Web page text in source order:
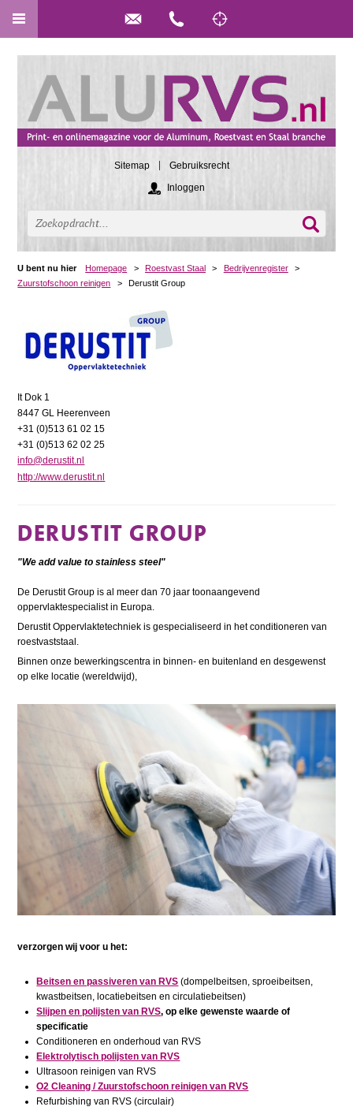
Sitemap
Gebruiksrecht
Inloggen
U bent nu hier Homepage > Roestvast Staal > Bedrijvenregister
>
Zuurstofschoon reinigen
> Derustit Group
It Dok 1
8447 GL Heerenveen
+31 (0)513 61 02 15
+31 (0)513 62 02 25
info@derustit.nl
http://www.derustit.nl
DERUSTIT GROUP
"We add value to stainless steel"
De Derustit Group is al meer dan 70 jaar toonaangevend
oppervlaktespecialist in Europa.
Derustit Oppervlaktetechniek is gespecialiseerd in het conditioneren van
roestvaststaal.
Binnen onze bewerkingscentra in binnen- en buitenland en desgewenst
op elke locatie (wereldwijd),
verzorgen wij voor u het:
Beitsen en passiveren van RVS (dompelbeitsen, sproeibeitsen,
kwastbeitsen, locatiebeitsen en circulatiebeitsen)
Slijpen en polijsten van RVS, op elke gewenste waarde of
specificatie
Conditioneren en onderhoud van RVS
Elektrolytisch polijsten van RVS
Ultrasoon reinigen van RVS
O2 Cleaning / Zuurstofschoon reinigen van RVS
Refurbishing van RVS (circulair)